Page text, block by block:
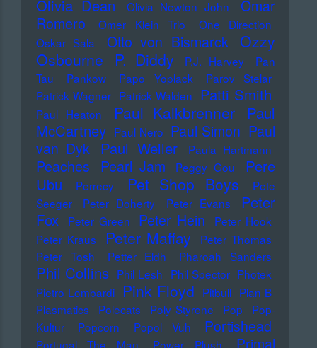
Olivia Dean Olivia Newton John
Omar
Romero
Omer Klein Trio
One Direction
Oskar Sala
Otto von Bismarck Ozzy
Osbourne
P. Diddy P.J. Harvey
Pan
Tau
Pankow Papo Yoplack
Parov Stelar
Patrick Wagner Patrick Walden Patti Smith
Paul Heaton Paul Kalkbrenner
Paul
McCartney Paul Nero Paul Simon Paul
van Dyk Paul Weller Paula Hartmann
Peaches Pearl Jam Peggy Gou
Pere
Ubu
Perrecy Pet Shop Boys
Pete
Seeger
Peter Doherty Peter Evans
Peter
Fox
Peter Green Peter Hein
Peter Hook
Peter Kraus
Peter Maffay
Peter Thomas
Peter Tosh
Petter Eldh Pharoah Sanders
Phil Collins Phil Lesh Phil Spector Photek
Pietro Lombardi
Pink Floyd Pitbull Plan B
Plasmatics
Polecats Poly Styrene Pop
Pop-
Kultur
Popcorn Popol Vuh Portishead
Portugal The Man Power Plush